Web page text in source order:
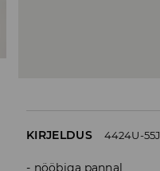
KIRJELDUS 4424U-55J
nööbiga pannal